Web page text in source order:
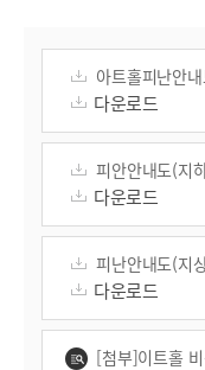
아트홀피난안
다운로드
피안안내도(지
다운로드
피난안내도(지
다운로드
[첨부]이트홀